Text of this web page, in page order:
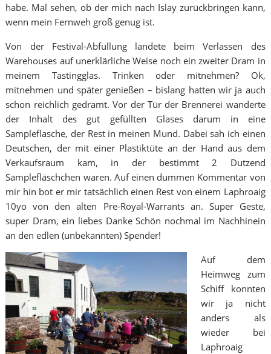
habe. Mal sehen, ob der mich nach Islay zurückbringen kann,
wenn mein Fernweh groß genug ist.
Von der Festival-Abfüllung landete beim Verlassen des
Warehouses auf unerklärliche Weise noch ein zweiter Dram in
meinem Tastingglas. Trinken oder mitnehmen? Ok,
mitnehmen und später genießen – bislang hatten wir ja auch
schon reichlich gedramt. Vor der Tür der Brennerei wanderte
der Inhalt des gut gefüllten Glases darum in eine
Sampleflasche, der Rest in meinen Mund. Dabei sah ich einen
Deutschen, der mit einer Plastiktüte an der Hand aus dem
Verkaufsraum kam, in der bestimmt 2 Dutzend
Samplefläschchen waren. Auf einen dummen Kommentar von
mir hin bot er mir tatsächlich einen Rest von einem Laphroaig
10yo von den alten Pre-Royal-Warrants an. Super Geste,
super Dram, ein liebes Danke Schön nochmal im Nachhinein
an den edlen (unbekannten) Spender!
Auf dem
Heimweg zum
Schiff konnten
wir ja nicht
anders als
wieder bei
Laphroaig